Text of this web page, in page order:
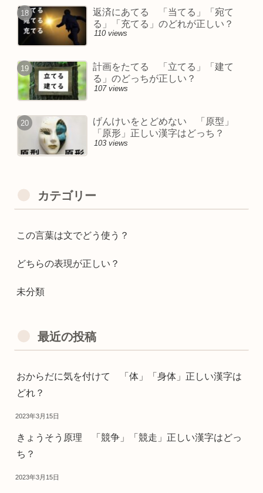
返済にあてる 「当てる」「宛て
る」「充てる」のどれが正しい？
110 views
計画をたてる 「立てる」「建て
る」のどっちが正しい？
107 views
げんけいをとどめない 「原型」
「原形」正しい漢字はどっち？
103 views
カテゴリー
この言葉は文でどう使う？
どちらの表現が正しい？
未分類
最近の投稿
おからだに気を付けて 「体」「身体」正しい漢字は
どれ？
2023年3月15日
きょうそう原理 「競争」「競走」正しい漢字はどっ
ち？
2023年3月15日